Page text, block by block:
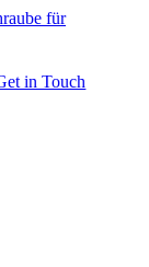
für
in Touch